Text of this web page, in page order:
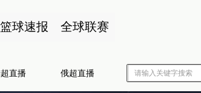
篮球速报 全球联赛
直播 俄超直播